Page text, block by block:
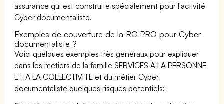
assurance qui est construite spécialement pour l'activité
Cyber documentaliste.
Exemples de couverture de la RC PRO pour Cyber
documentaliste ?
Voici quelques exemples très généraux pour expliquer
dans les métiers de la famille SERVICES A LA PERSONNE
ET A LA COLLECTIVITE et du métier Cyber
documentaliste quelques risques potentiels: